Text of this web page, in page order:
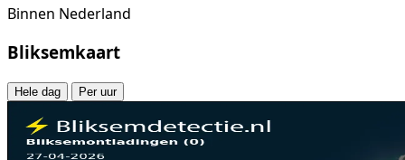
Binnen Nederland
Bliksemkaart
Hele dag Per uur